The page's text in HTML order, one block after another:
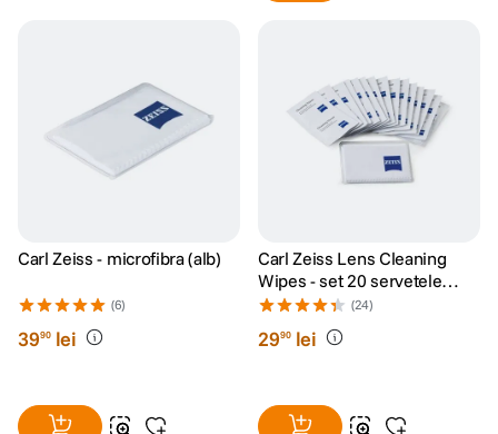
Carl Zeiss - microfibra (alb)
(6)
3990 lei
Carl Zeiss Lens Cleaning
Wipes - set 20 servetele
umede
(24)
2990 lei